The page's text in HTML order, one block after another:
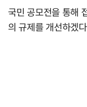
국민 공모전을 통해
의 규제를 개선하겠